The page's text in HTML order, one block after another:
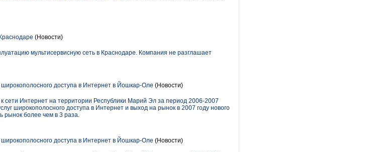
(Новости)
мультисервисную сеть в Краснодаре. Компания не разглашает
доступа в Интернет в Йошкар-Оле (Новости)
сети Интернет на территории Республики Марий Эл за период 2006-2007
широкополосного доступа в Интернет и выход на рынок в 2007 году нового
рынок более чем в 3 раза.
доступа в Интернет в Йошкар-Оле (Новости)